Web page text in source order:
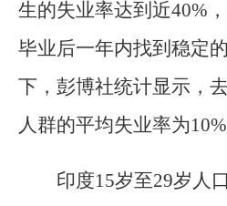
生的失业率达到近40%
毕业后一年内找到稳定
下，彭博社统计显示，
人群的平均失业率为10%
印度15岁至29岁人